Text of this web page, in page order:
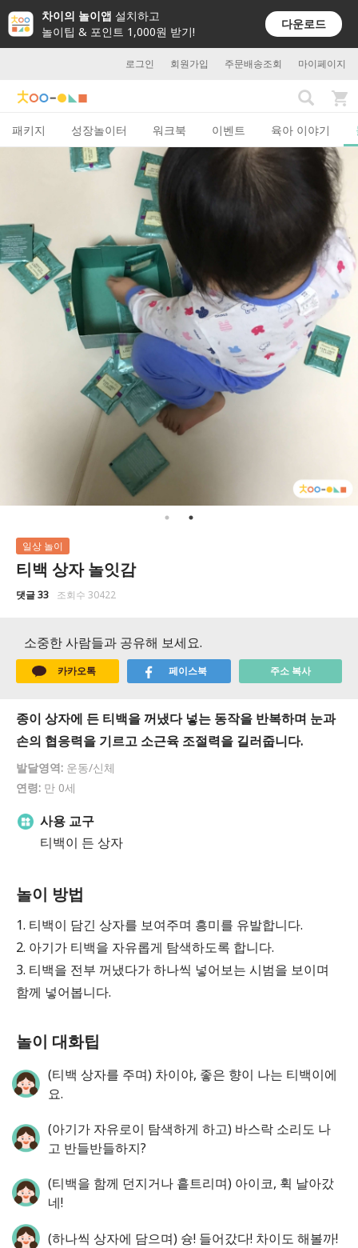
차이의 놀이앱 설치하고
놀이팁 & 포인트 1,000원 받기!
다운로드
로그인 회원가입 주문배송조회 마이페이지
패키지 성장놀이터 워크북 이벤트 육아 이야기
일상 놀이
티백 상자 놀잇감
댓글 33 조회수 30422
소중한 사람들과 공유해 보세요.
카카오톡 페이스북 주소 복사
종이 상자에 든 티백을 꺼냈다 넣는 동작을 반복하며 눈과
손의 협응력을 기르고 소근육 조절력을 길러줍니다.
발달영역: 운동/신체
연령: 만 0세
사용 교구
티백이 든 상자
놀이 방법
1. 티백이 담긴 상자를 보여주며 흥미를 유발합니다.
2. 아기가 티백을 자유롭게 탐색하도록 합니다.
3. 티백을 전부 꺼냈다가 하나씩 넣어보는 시범을 보이며
함께 넣어봅니다.
놀이 대화팁
(티백 상자를 주며) 차이야, 좋은 향이 나는 티백이에
요.
(아기가 자유로이 탐색하게 하고) 바스락 소리도 나
고 반들반들하지?
(티백을 함께 던지거나 흩트리며) 아이코, 휙 날아갔
네!
(하나씩 상자에 담으며) 슝! 들어갔다! 차이도 해볼까!